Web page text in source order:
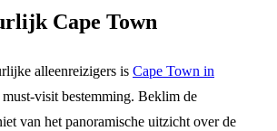
Cape Town
alleenreizigers is Cape Town in
must-visit bestemming. Beklim de
van het panoramische uitzicht over de